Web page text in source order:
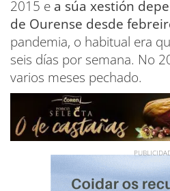
2015 e a súa xestión
de Ourense desde
pandemia, o habitual era
seis días por semana. No
varios meses pechado.